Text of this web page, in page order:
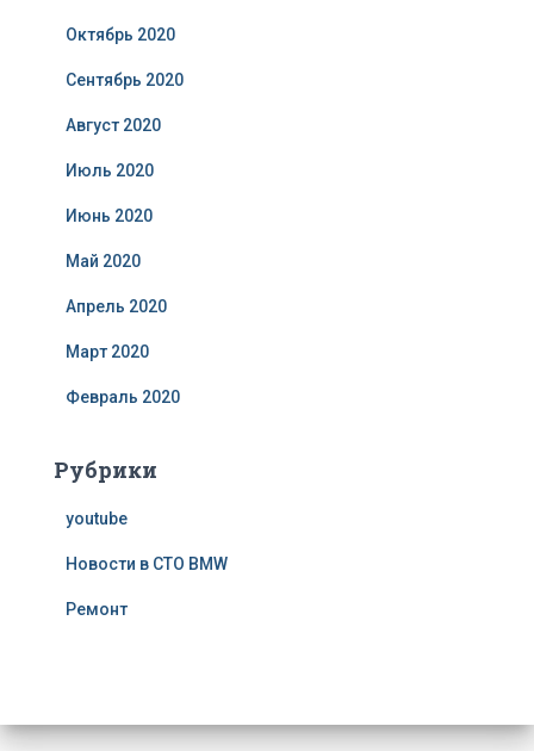
Октябрь 2020
Сентябрь 2020
Август 2020
Июль 2020
Июнь 2020
Май 2020
Апрель 2020
Март 2020
Февраль 2020
Рубрики
youtube
Новости в СТО BMW
Ремонт